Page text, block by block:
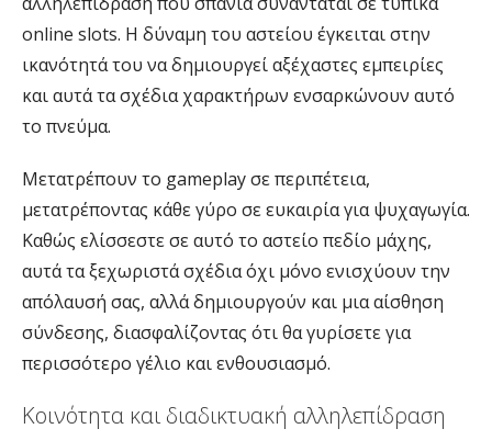
online slots. Η δύναμη του αστείου έγκειται στην
ικανότητά του να δημιουργεί αξέχαστες εμπειρίες
και αυτά τα σχέδια χαρακτήρων ενσαρκώνουν αυτό
το πνεύμα.
Μετατρέπουν το gameplay σε περιπέτεια,
μετατρέποντας κάθε γύρο σε ευκαιρία για ψυχαγωγία.
Καθώς ελίσσεστε σε αυτό το αστείο πεδίο μάχης,
αυτά τα ξεχωριστά σχέδια όχι μόνο ενισχύουν την
απόλαυσή σας, αλλά δημιουργούν και μια αίσθηση
σύνδεσης, διασφαλίζοντας ότι θα γυρίσετε για
περισσότερο γέλιο και ενθουσιασμό.
Κοινότητα και διαδικτυακή αλληλεπίδραση